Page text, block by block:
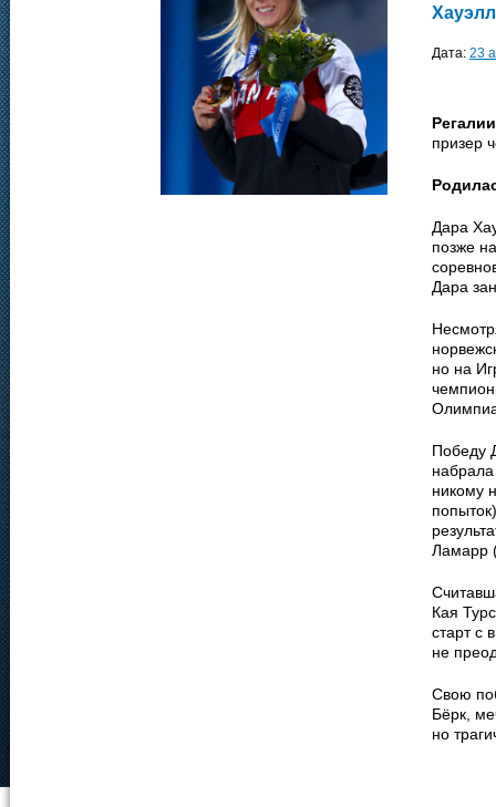
Дата: 23
призер
Дара
позже
Дара
но на
Победу
никому
Ламарр
Кая
старт с
не
Свою
Бёрк,
но